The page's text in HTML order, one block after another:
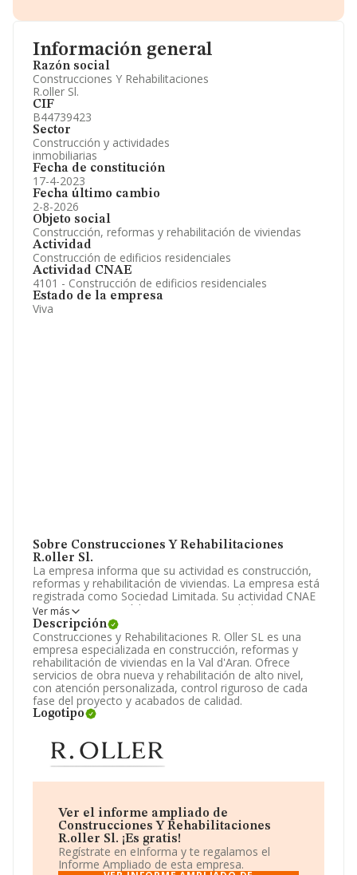
Información general
Razón social
Construcciones Y Rehabilitaciones
R.oller Sl.
CIF
B44739423
Sector
Construcción y actividades
inmobiliarias
Fecha de constitución
17-4-2023
Fecha último cambio
2-8-2026
Objeto social
Construcción, reformas y rehabilitación de viviendas
Actividad
Construcción de edificios residenciales
Actividad CNAE
4101 - Construcción de edificios residenciales
Estado de la empresa
Viva
Sobre Construcciones Y Rehabilitaciones
R.oller Sl.
La empresa informa que su actividad es construcción,
reformas y rehabilitación de viviendas. La empresa está
registrada como Sociedad Limitada. Su actividad CNAE
es '%cnae%' con código 4101. La sociedad no tiene
actividad en mercados exteriores.
Teniendo en cuenta la información disponible en
INFORMA, ha dispuesto de un número de empleados
por encima de la media de sector.
Acerca de la información disponible en INFORMA sobre
los distintos rankings: se ha situado en la posición 8.822
del ranking sectorial, tienen mejor posición las
Rehabilitacion 2013 S.L
Hermanos S.L; por detras de ella se encuentran
258.725, éstas son las compañías que la adelantan en el
ranking:Metalurgicas Norte Burgos S.LyTalleres
Luis Saenz S.L, en cambio, adelanta empresas como
Suministros Fuente de Cantos S.LyResidencia
D'avis Ripollet S.L. En 2024 ha ocupado el 3.111
Ver más
Descripción
Construcciones y Rehabilitaciones R. Oller SL es una
empresa especializada en construcción, reformas y
rehabilitación de viviendas en la Val d'Aran. Ofrece
servicios de obra nueva y rehabilitación de alto nivel,
con atención personalizada, control riguroso de cada
fase del proyecto y acabados de calidad.
Logotipo
Ver el informe ampliado de
Construcciones Y Rehabilitaciones
R.oller Sl. ¡Es gratis!
Regístrate en eInforma y te regalamos el
Informe Ampliado de esta empresa.
Información oficial y registral complementaria.